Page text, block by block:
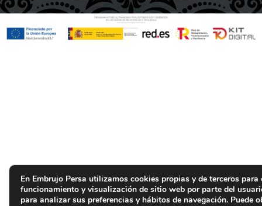
En Embrujo Persa utilizamos cookies propias y de terceros para
funcionamiento y visualización de sitio web por parte del
para analizar sus preferencias y hábitos de navegación. Puede